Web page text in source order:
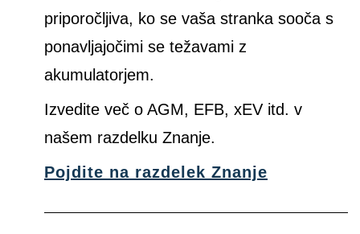
priporočljiva, ko se vaša stranka sooča s
ponavljajočimi se težavami z
akumulatorjem.
Izvedite več o AGM, EFB, xEV itd. v
našem razdelku Znanje.
Pojdite na razdelek Znanje